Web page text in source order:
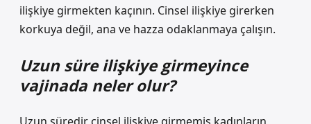
ilişkiye girmekten kaçının. Cinsel ilişkiye girerken
korkuya değil, ana ve hazza odaklanmaya çalışın.
Uzun süre ilişkiye girmeyince
vajinada neler olur?